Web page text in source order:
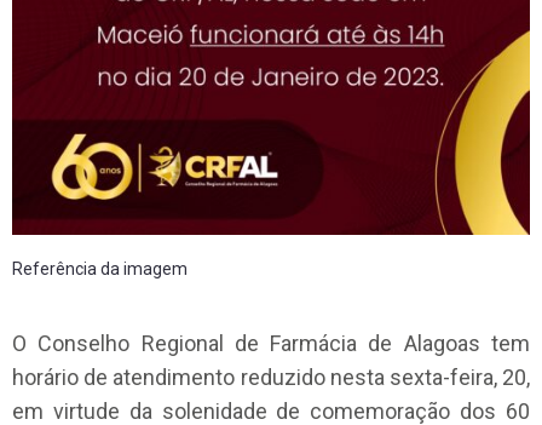
Referência da imagem
O Conselho Regional de Farmácia de Alagoas tem
horário de atendimento reduzido nesta sexta-feira, 20,
em virtude da solenidade de comemoração dos 60